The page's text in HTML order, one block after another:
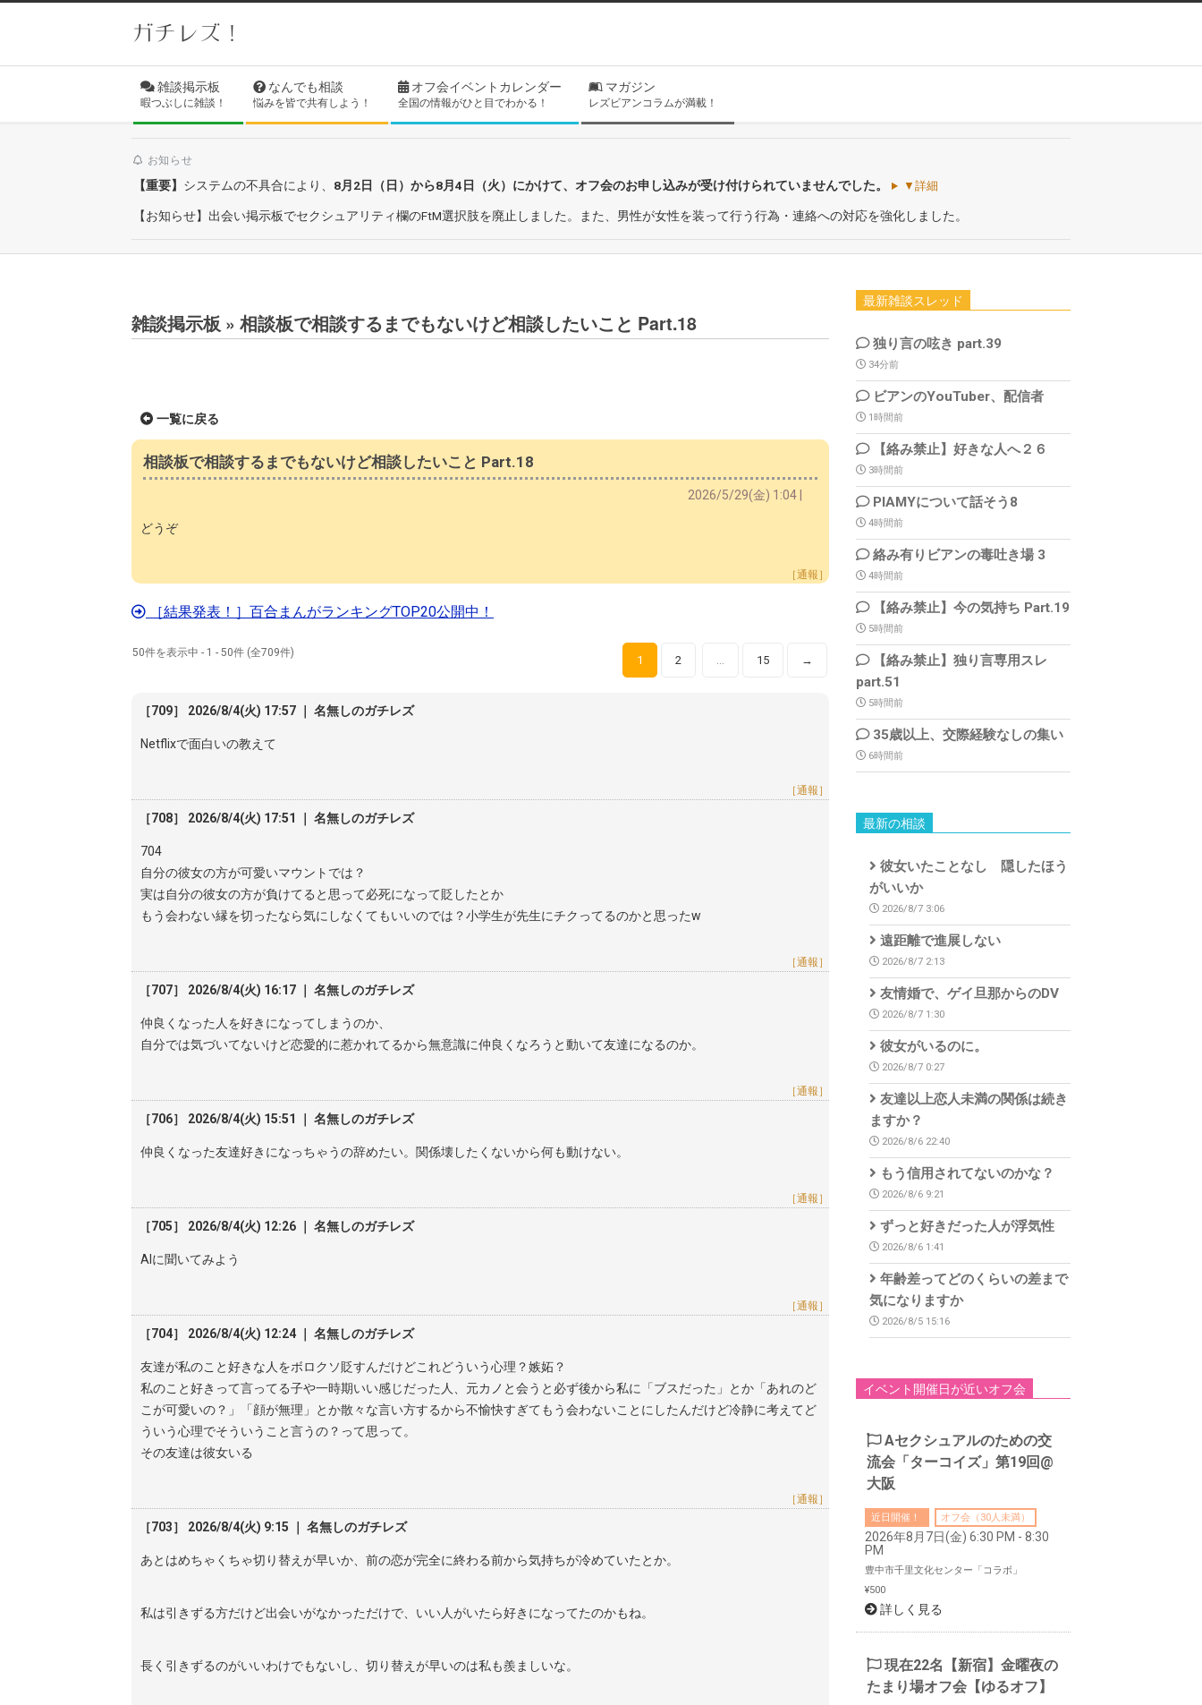
ガチレズ！
Navigation
Menu
雑談掲示板
暇つぶしに雑談！
なんでも相談
悩みを皆で共有しよう！
オフ会イベントカレンダー
全国の情報がひと目でわかる！
マガジン
レズビアンコラムが満載！
お知らせ
【重要】 システムの不具合により、 8月2日（日）から8月4日（火）にかけて、オフ会のお申し込みが受け付けられていませんでした。 ▼詳細
【お知らせ】出会い掲示板でセクシュアリティ欄のFtM選択肢を廃止しました。また、男性が女性を装って行う行為・連絡への対応を強化しました。
雑談掲示板 » 相談板で相談するまでもないけど相談したいこと Part.18
一覧に戻る
相談板で相談するまでもないけど相談したいこと Part.18
2026/5/29(金) 1:04 |
どうぞ
［通報］
［結果発表！］百合まんがランキングTOP20公開中！
50件を表示中 - 1 - 50件 (全709件)
1 2 … 15 →
［709］ 2026/8/4(火) 17:57 ｜ 名無しのガチレズ
Netflixで面白いの教えて
［通報］
［708］ 2026/8/4(火) 17:51 ｜ 名無しのガチレズ
704
自分の彼女の方が可愛いマウントでは？
実は自分の彼女の方が負けてると思って必死になって貶したとか
もう会わない縁を切ったなら気にしなくてもいいのでは？小学生が先生にチクってるのかと思ったw
［通報］
［707］ 2026/8/4(火) 16:17 ｜ 名無しのガチレズ
仲良くなった人を好きになってしまうのか、
自分では気づいてないけど恋愛的に惹かれてるから無意識に仲良くなろうと動いて友達になるのか。
［通報］
［706］ 2026/8/4(火) 15:51 ｜ 名無しのガチレズ
仲良くなった友達好きになっちゃうの辞めたい。関係壊したくないから何も動けない。
［通報］
［705］ 2026/8/4(火) 12:26 ｜ 名無しのガチレズ
AIに聞いてみよう
［通報］
［704］ 2026/8/4(火) 12:24 ｜ 名無しのガチレズ
友達が私のこと好きな人をボロクソ貶すんだけどこれどういう心理？嫉妬？
私のこと好きって言ってる子や一時期いい感じだった人、元カノと会うと必ず後から私に「ブスだった」とか「あれのど
こが可愛いの？」「顔が無理」とか散々な言い方するから不愉快すぎてもう会わないことにしたんだけど冷静に考えてど
ういう心理でそういうこと言うの？って思って。
その友達は彼女いる
［通報］
［703］ 2026/8/4(火) 9:15 ｜ 名無しのガチレズ
あとはめちゃくちゃ切り替えが早いか、前の恋が完全に終わる前から気持ちが冷めていたとか。
私は引きずる方だけど出会いがなかっただけで、いい人がいたら好きになってたのかもね。
長く引きずるのがいいわけでもないし、切り替えが早いのは私も羨ましいな。
最新雑談スレッド
独り言の呟き part.39
34分前
ビアンのYouTuber、配信者
1時間前
【絡み禁止】好きな人へ２６
3時間前
PIAMYについて話そう8
4時間前
絡み有りビアンの毒吐き場 3
4時間前
【絡み禁止】今の気持ち Part.19
5時間前
【絡み禁止】独り言専用スレ
part.51
5時間前
35歳以上、交際経験なしの集い
6時間前
最新の相談
彼女いたことなし 隠したほう
がいいか
2026/8/7 3:06
遠距離で進展しない
2026/8/7 2:13
友情婚で、ゲイ旦那からのDV
2026/8/7 1:30
彼女がいるのに。
2026/8/7 0:27
友達以上恋人未満の関係は続き
ますか？
2026/8/6 22:40
もう信用されてないのかな？
2026/8/6 9:21
ずっと好きだった人が浮気性
2026/8/6 1:41
年齢差ってどのくらいの差まで
気になりますか
2026/8/5 15:16
イベント開催日が近いオフ会
Aセクシュアルのための交
流会「ターコイズ」第19回@
大阪
近日開催！ オフ会（30人未満）
2026年8月7日(金) 6:30 PM - 8:30
PM
豊中市千里文化センター「コラボ」
¥500
詳しく見る
現在22名【新宿】金曜夜の
たまり場オフ会【ゆるオフ】